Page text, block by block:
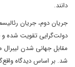
دانند.
جریان دوم، جریان
دولت‌گرایی تقویت شده
مقابل جهانی شدن
شد. بر اساس دیدگاه